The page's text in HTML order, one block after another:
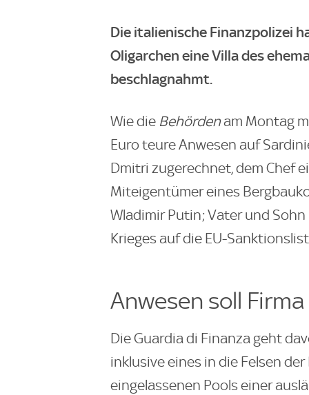
Die italienische Finanzpolizei
Oligarchen eine Villa des
beschlagnahmt.
Wie die Behördenam Montag
Euro teure Anwesen auf
Dmitri zugerechnet, dem Chef
Miteigentümer eines
Wladimir Putin; Vater und
Krieges auf die EU-
Anwesen soll
Die Guardia di Finanza geht
inklusive eines in die Felsen
eingelassenen Pools einer